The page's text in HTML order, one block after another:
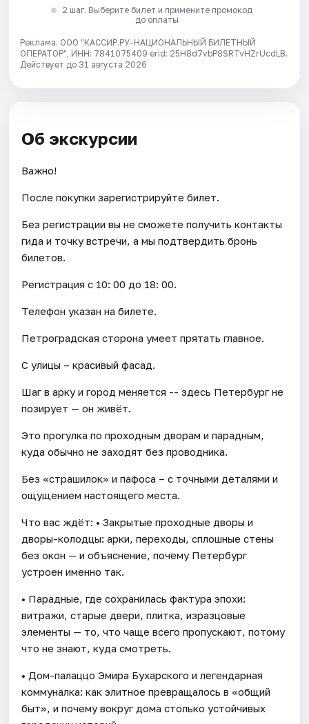
2 шаг. Выберите билет и примените промокод
до оплаты
Реклама. ООО "КАССИР.РУ-НАЦИОНАЛЬНЫЙ БИЛЕТНЫЙ
ОПЕРАТОР", ИНН: 7841075409 erid: 25H8d7vbP8SRTvHZrUcdLB.
Действует до 31 августа 2026
Об экскурсии
Важно!
После покупки зарегистрируйте билет.
Без регистрации вы не сможете получить контакты
гида и точку встречи, а мы подтвердить бронь
билетов.
Регистрация с 10: 00 до 18: 00.
Телефон указан на билете.
Петроградская сторона умеет прятать главное.
С улицы – красивый фасад.
Шаг в арку и город меняется -- здесь Петербург не
позирует — он живёт.
Это прогулка по проходным дворам и парадным,
куда обычно не заходят без проводника.
Без «страшилок» и пафоса – с точными деталями и
ощущением настоящего места.
Что вас ждёт: • Закрытые проходные дворы и
дворы-колодцы: арки, переходы, сплошные стены
без окон — и объяснение, почему Петербург
устроен именно так.
• Парадные, где сохранилась фактура эпохи:
витражи, старые двери, плитка, изразцовые
элементы — то, что чаще всего пропускают, потому
что не знают, куда смотреть.
• Дом-палаццо Эмира Бухарского и легендарная
коммуналка: как элитное превращалось в «общий
быт», и почему вокруг дома столько устойчивых